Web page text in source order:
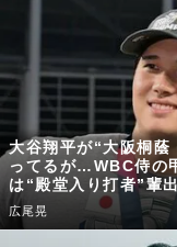
大谷翔平が“大阪桐蔭
ってるが…WBC侍の
は“殿堂入り打者”輩
広尾晃